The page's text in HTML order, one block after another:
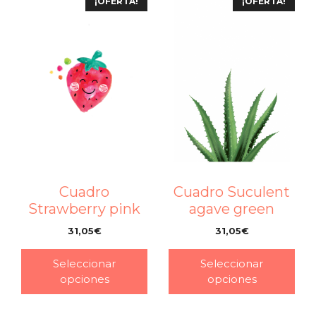
Cuadro
Strawberry pink
31,05€
Seleccionar
opciones
Cuadro Suculent
agave green
31,05€
Seleccionar
opciones